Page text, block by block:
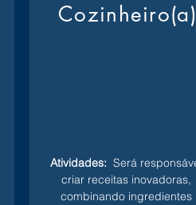
Cozinheiro(a)
Atividades: Será
criar receitas inovadoras,
combinando ingredientes